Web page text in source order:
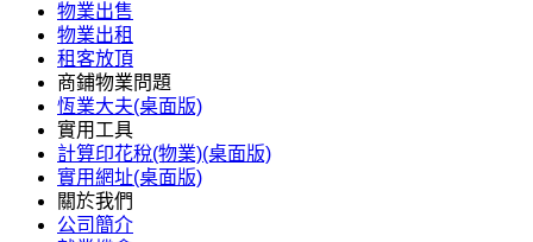
物業出售
物業出租
租客放頂
商鋪物業問題
恆業大夫(桌面版)
實用工具
計算印花稅(物業)(桌面版)
實用網址(桌面版)
關於我們
公司簡介